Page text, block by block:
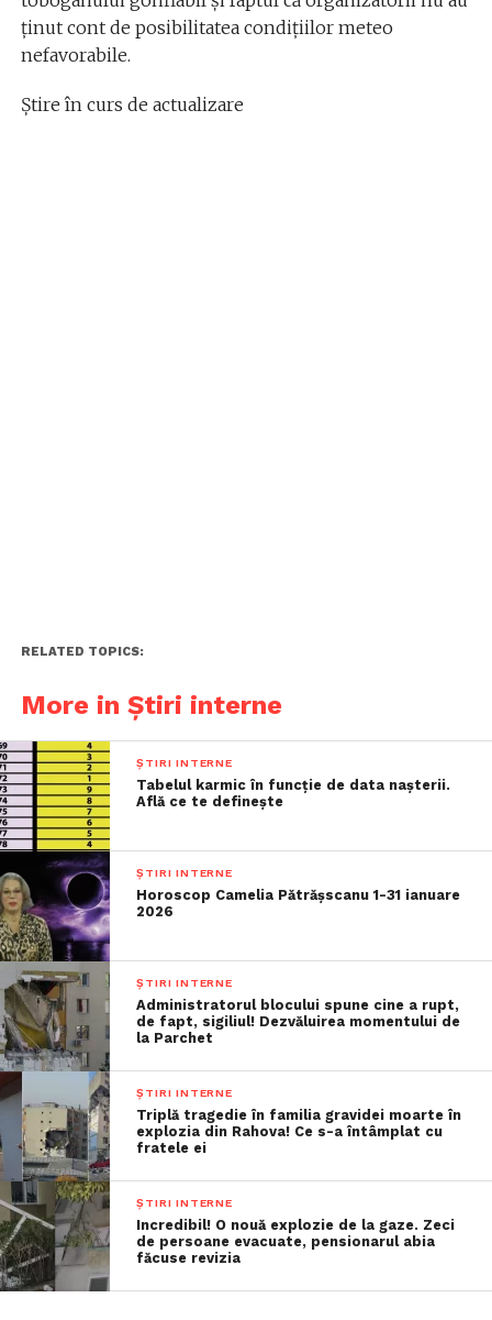
ținut cont de posibilitatea condițiilor meteo
nefavorabile.
Știre în curs de actualizare
RELATED TOPICS:
More in Știri interne
ȘTIRI INTERNE
Tabelul karmic în funcție de data nașterii.
Află ce te definește
ȘTIRI INTERNE
Horoscop Camelia Pătrășscanu 1-31 ianuare
2026
ȘTIRI INTERNE
Administratorul blocului spune cine a rupt,
de fapt, sigiliul! Dezvăluirea momentului de
la Parchet
ȘTIRI INTERNE
Triplă tragedie în familia gravidei moarte în
explozia din Rahova! Ce s-a întâmplat cu
fratele ei
ȘTIRI INTERNE
Incredibil! O nouă explozie de la gaze. Zeci
de persoane evacuate, pensionarul abia
făcuse revizia